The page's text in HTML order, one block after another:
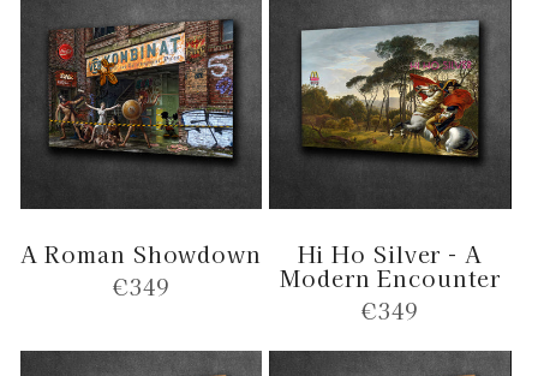
A Roman Showdown
Normale
€349
Hi Ho Silver - A
Modern Encounter
Normale
€349